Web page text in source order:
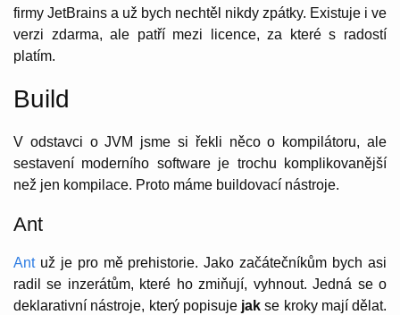
firmy JetBrains a už bych nechtěl nikdy zpátky. Existuje i ve
verzi zdarma, ale patří mezi licence, za které s radostí
platím.
Build
V odstavci o JVM jsme si řekli něco o kompilátoru, ale
sestavení moderního software je trochu komplikovanější
než jen kompilace. Proto máme buildovací nástroje.
Ant
Antuž je pro mě prehistorie. Jako začátečníkům bych asi
radil se inzerátům, které ho zmiňují, vyhnout. Jedná se o
deklarativní nástroje, který popisuje jak se kroky mají dělat.